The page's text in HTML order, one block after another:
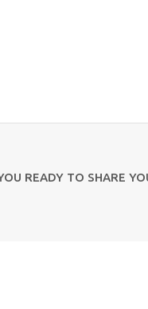
READY TO SHARE